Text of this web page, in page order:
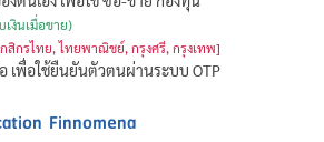
เงินเมื่อขาย)
สิกรไทย, ไทยพาณิชย์, กรุงศรี, กรุงเทพ]
เพื่อใช้ยืนยันตัวตนผ่านระบบ OTP
Finnomena